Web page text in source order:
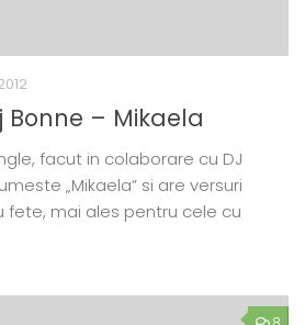
Bonne – Mikaela
facut in colaborare cu DJ
„Mikaela” si are versuri
mai ales pentru cele cu